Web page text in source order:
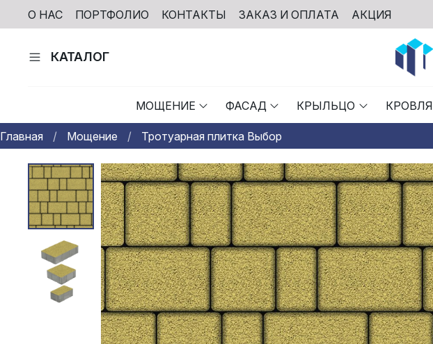
О НАС ПОРТФОЛИО КОНТАКТЫ ЗАКАЗ И ОПЛАТА АКЦИЯ
КАТАЛОГ
МОЩЕНИЕ ФАСАД КРЫЛЬЦО КРОВЛЯ
Главная Мощение Тротуарная плитка Выбор